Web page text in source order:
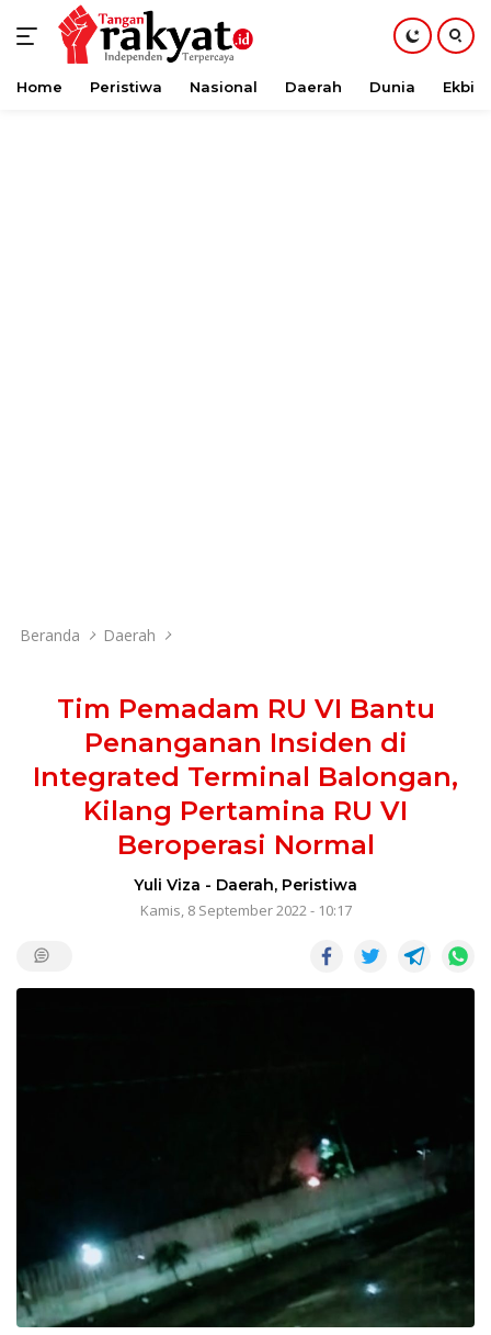
Langsung
Home Peristiwa Nasional Daerah Dunia Ekbis
Beranda Daerah
Tim Pemadam RU VI Bantu
Penanganan Insiden di
Integrated Terminal Balongan,
Kilang Pertamina RU VI
Beroperasi Normal
Yuli Viza - Daerah, Peristiwa
Kamis, 8 September 2022 - 10:17